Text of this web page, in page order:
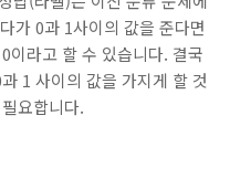
가 0과 1사이의 값을 준다면
이라고 할 수 있습니다. 결국
1 사이의 값을 가지게 할 것
요합니다.